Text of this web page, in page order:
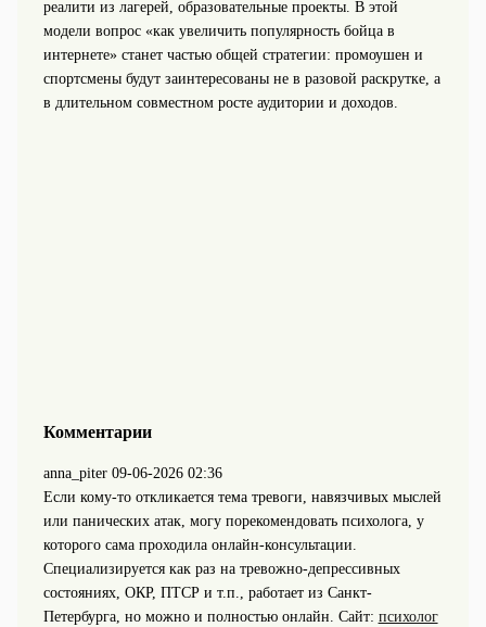
реалити из лагерей, образовательные проекты. В этой
модели вопрос «как увеличить популярность бойца в
интернете» станет частью общей стратегии: промоушен и
спортсмены будут заинтересованы не в разовой раскрутке, а
в длительном совместном росте аудитории и доходов.
Комментарии
anna_piter 09-06-2026 02:36
Если кому-то откликается тема тревоги, навязчивых мыслей
или панических атак, могу порекомендовать психолога, у
которого сама проходила онлайн-консультации.
Специализируется как раз на тревожно-депрессивных
состояниях, ОКР, ПТСР и т.п., работает из Санкт-
Петербурга, но можно и полностью онлайн. Сайт: психолог